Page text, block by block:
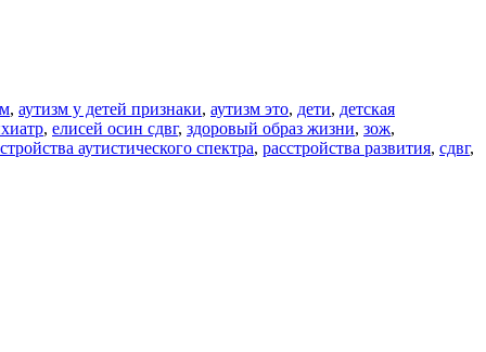
, аутизм у детей признаки, аутизм это, дети, детская
, елисей осин сдвг, здоровый образ жизни, зож,
аутистического спектра, расстройства развития, сдвг,